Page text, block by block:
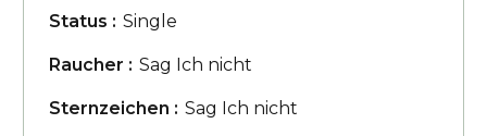
Status : Single
Raucher : Sag Ich nicht
Sternzeichen : Sag Ich nicht